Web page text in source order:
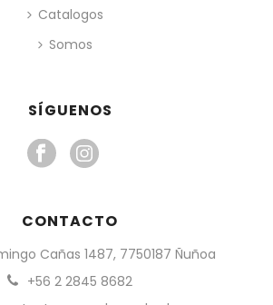
Catalogos
Somos
SÍGUENOS
CONTACTO
Cañas 1487, 7750187 Ñuñoa
+56 2 2845 8682